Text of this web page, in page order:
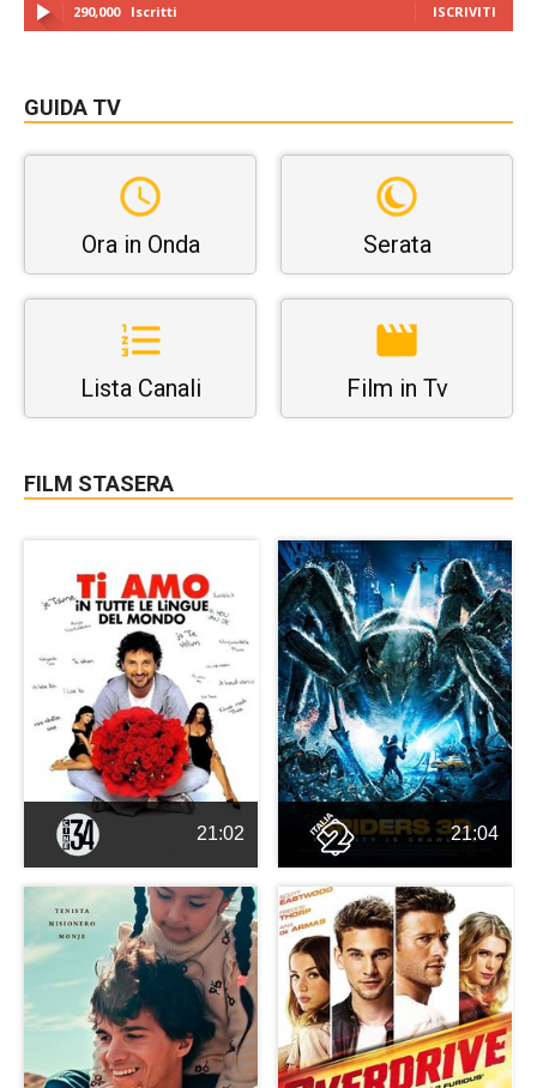
290,000 Iscritti ISCRIVITI
GUIDA TV
Ora in Onda Serata
Lista Canali Film in Tv
FILM STASERA
21:02 21:04